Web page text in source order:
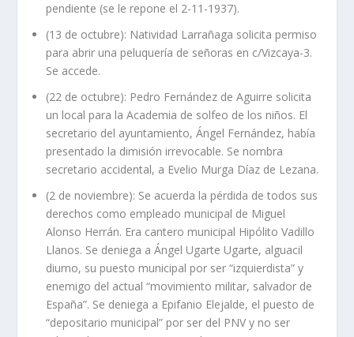
pendiente (se le repone el 2-11-1937).
(13 de octubre): Natividad Larrañaga solicita permiso
para abrir una peluquería de señoras en c/Vizcaya-3.
Se accede.
(22 de octubre): Pedro Fernández de Aguirre solicita
un local para la Academia de solfeo de los niños. El
secretario del ayuntamiento, Ángel Fernández, había
presentado la dimisión irrevocable. Se nombra
secretario accidental, a Evelio Murga Díaz de Lezana.
(2 de noviembre): Se acuerda la pérdida de todos sus
derechos como empleado municipal de Miguel
Alonso Herrán. Era cantero municipal Hipólito Vadillo
Llanos. Se deniega a Ángel Ugarte Ugarte, alguacil
diurno, su puesto municipal por ser “izquierdista” y
enemigo del actual “movimiento militar, salvador de
España”. Se deniega a Epifanio Elejalde, el puesto de
“depositario municipal” por ser del PNV y no ser